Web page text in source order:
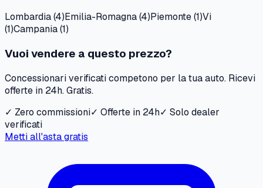
Lombardia(4)Emilia-Romagna(4)Piemonte(1)Vi
(1)Campania(1)
Vuoi vendere a questo prezzo?
Concessionari verificati competono per la tua auto. Ricevi
offerte in 24h. Gratis.
✓ Zero commissioni✓ Offerte in 24h✓ Solo dealer
verificati
Metti all'asta gratis